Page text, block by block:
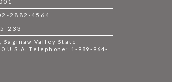
2882-4564
233
Valley State
U.S.A. Telephone: 1-989-964-